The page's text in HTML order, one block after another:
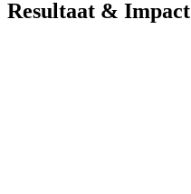
Resultaat & Impact